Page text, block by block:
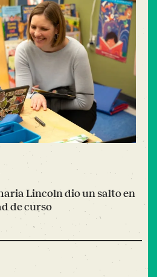
Lincoln dio un salto en
de curso